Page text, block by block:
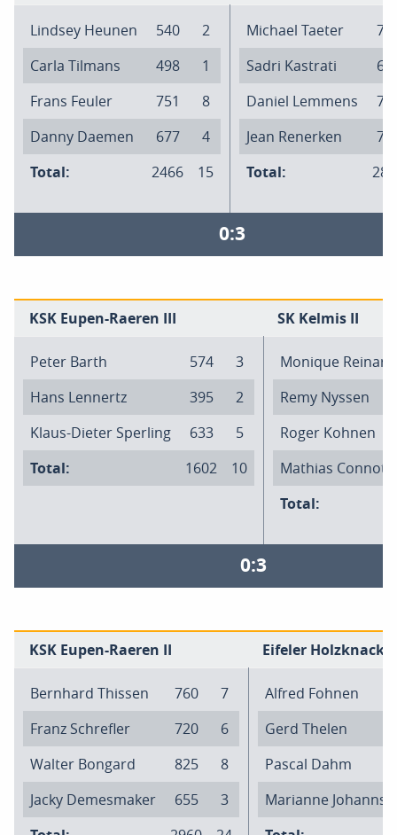
Lindsey Heunen 540
2
Carla Tilmans
498
1
Frans Feuler
751
8
Danny Daemen
677
4
Total:
2466 15
Michael Taeter
Sadri Kastrati
Daniel Lemmens
Jean Renerken
Total:
0:3
KSK Eupen-Raeren III SK Kelmis II
Peter Barth 574
3
Hans Lennertz
395
2
Klaus-Dieter Sperling
633
5
Total:
1602 10
Monique Reinartz
Remy Nyssen
Roger Kohnen
Mathias
Total:
0:3
KSK Eupen-Raeren II Eifeler
Bernhard Thissen 760
7
Franz Schrefler
720
6
Walter Bongard
825
8
Jacky Demesmaker
655
3
Alfred Fohnen
Gerd Thelen
Pascal Dahm
Marianne Johanns